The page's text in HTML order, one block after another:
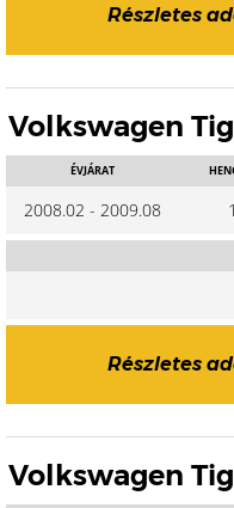
Részletes
Volkswagen
ÉVJÁRAT
2008.02 - 2009.08
Részletes
Volkswagen